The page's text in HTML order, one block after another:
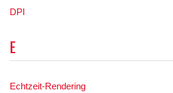
DPI
E
Echtzeit-Rendering